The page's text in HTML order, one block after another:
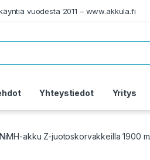
vuodesta 2011 – www.akkula.fi
Yhteystiedot Yritys
akku Z-juotoskorvakkeilla 1900